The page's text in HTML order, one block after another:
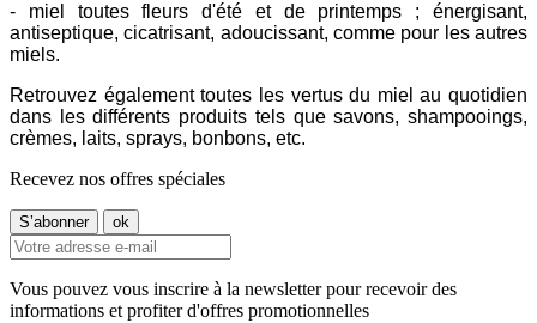
- miel toutes fleurs d'été et de printemps ; énergisant,
antiseptique, cicatrisant, adoucissant, comme pour les autres
miels.
Retrouvez également toutes les vertus du miel au quotidien
dans les différents produits tels que savons, shampooings,
crèmes, laits, sprays, bonbons, etc.
Recevez nos offres spéciales
Vous pouvez vous inscrire à la newsletter pour recevoir des
informations et profiter d'offres promotionnelles